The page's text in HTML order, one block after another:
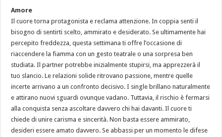
Amore
Il cuore torna protagonista e reclama attenzione. In coppia senti il
bisogno di sentirti scelto, ammirato e desiderato. Se ultimamente hai
percepito freddezza, questa settimana ti offre l’occasione di
riaccendere la fiamma con un gesto teatrale o una sorpresa ben
studiata. Il partner potrebbe inizialmente stupirsi, ma apprezzerà il
tuo slancio. Le relazioni solide ritrovano passione, mentre quelle
incerte arrivano a un confronto decisivo. I single brillano naturalmente
e attirano nuovi sguardi ovunque vadano. Tuttavia, il rischio è fermarsi
alla conquista senza ascoltare davvero chi hai davanti. Il cuore ti
chiede di unire carisma e sincerità. Non basta essere ammirato,
desideri essere amato davvero. Se abbassi per un momento le difese